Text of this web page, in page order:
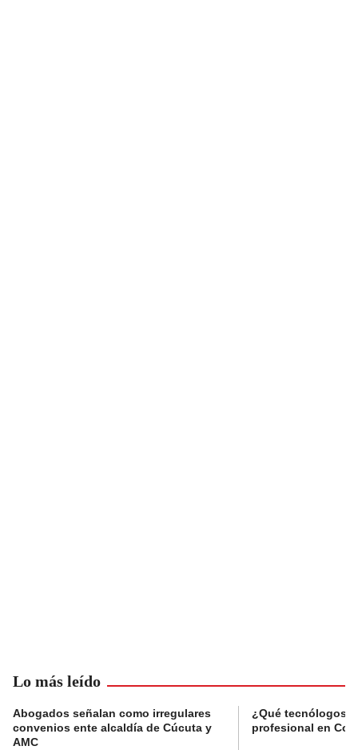
Lo más leído
Abogados señalan como irregulares
convenios ente alcaldía de Cúcuta y
AMC
¿Qué tecnólogos
profesional en